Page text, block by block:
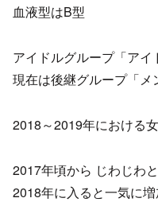
血液型はB型
アイドルグループ「ア
現在は後継グループ「メ
2018～2019年における
2017年頃から じわじわ
2018年に入ると一気に